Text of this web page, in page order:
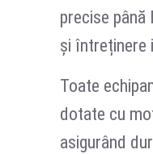
precise
și întreținere
Toate
dotate cu
asigurând